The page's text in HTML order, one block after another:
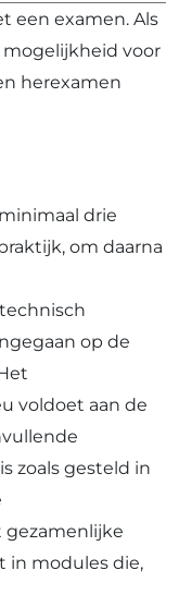
een examen. Als
mogelijkheid voor
herexamen
drie
om daarna
op de
voldoet aan de
zoals gesteld in
gezamenlijke
in modules die,